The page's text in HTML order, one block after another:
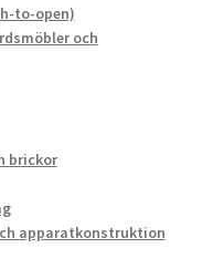
to-open)
och
brickor
apparatkonstruktion